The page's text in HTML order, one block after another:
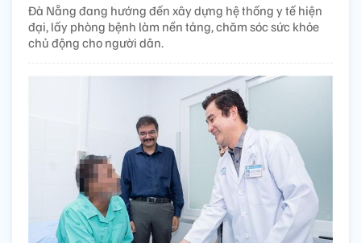
Đà Nẵng đang hướng đến xây dựng hệ thống y tế hiện
đại, lấy phòng bệnh làm nền tảng, chăm sóc sức khỏe
chủ động cho người dân.